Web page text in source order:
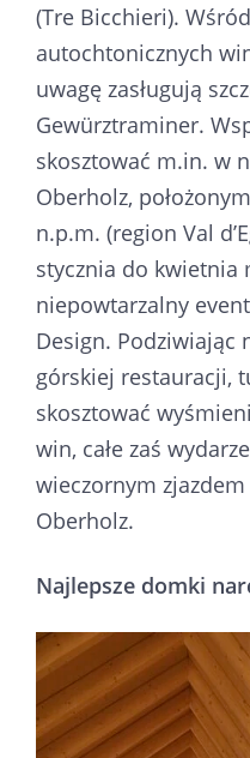
(Tre Bicchieri).
autochtonicznych
uwagę zasługują
Gewürztraminer.
skosztować m.in. w
Oberholz,
n.p.m. (region Val
stycznia do kwietnia
niepowtarzalny
Design. Podziwiając
górskiej restauracji,
skosztować
win, całe zaś
wieczornym
Oberholz.
Najlepsze domki